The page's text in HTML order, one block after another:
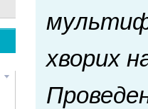
хворих